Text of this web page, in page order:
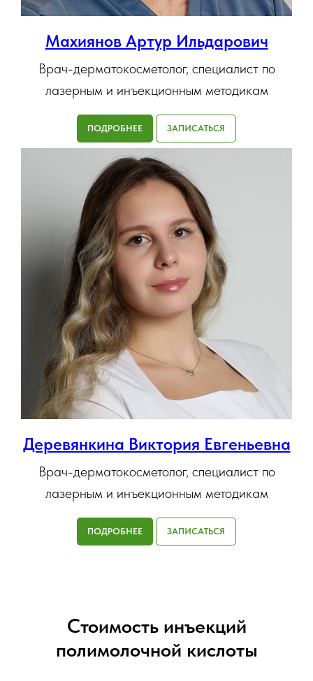
Махиянов Артур Ильдарович
Врач-дерматокосметолог, специалист по
лазерным и инъекционным методикам
ПОДРОБНЕЕ ЗАПИСАТЬСЯ
Деревянкина Виктория Евгеньевна
Врач-дерматокосметолог, специалист по
лазерным и инъекционным методикам
ПОДРОБНЕЕ ЗАПИСАТЬСЯ
Стоимость инъекций
полимолочной кислоты